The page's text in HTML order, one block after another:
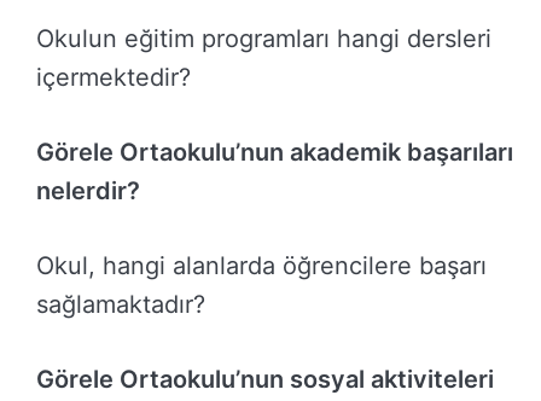
Okulun eğitim programları hangi dersleri
içermektedir?
Görele Ortaokulu’nun akademik başarıları
nelerdir?
Okul, hangi alanlarda öğrencilere başarı
sağlamaktadır?
Görele Ortaokulu’nun sosyal aktiviteleri